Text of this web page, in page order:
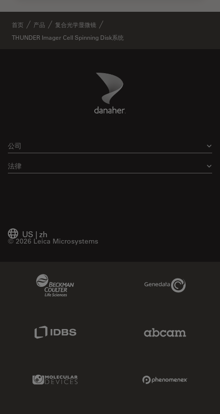
首页 产品
复合光学显微镜
THUNDER Imager Cell Spinning Disk系统
Danaher Logo
公司
法律
US | zh
© 2026 Leica Microsystems
Genedata Link
Molecular Devices Link